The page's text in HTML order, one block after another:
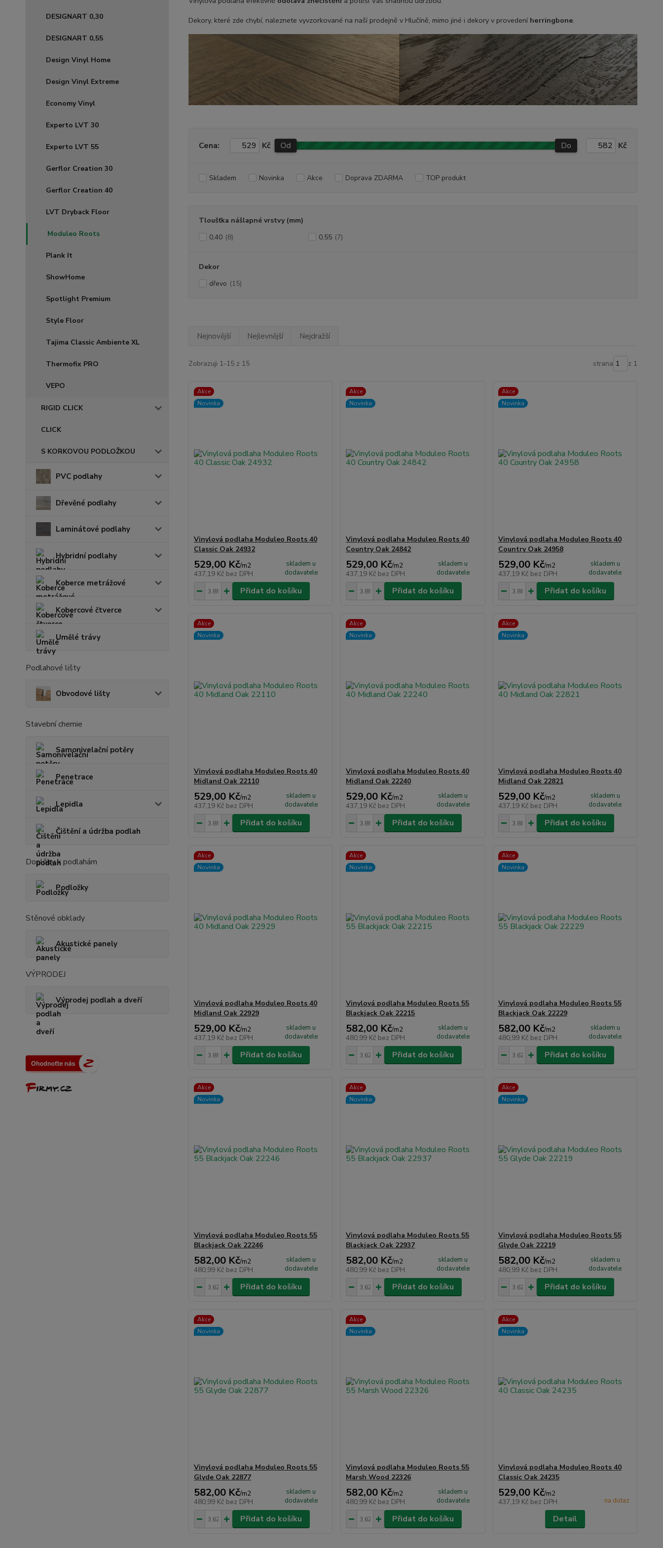
DESIGNART 0,30
DESIGNART 0,55
Design Vinyl Home
Design Vinyl Extreme
Economy Vinyl
Experto LVT 30
Experto LVT 55
Gerflor Creation 30
Gerflor Creation 40
LVT Dryback Floor
Moduleo Roots
Plank It
ShowHome
Spotlight Premium
Style Floor
Tajima Classic Ambiente XL
Thermofix PRO
VEPO
RIGID CLICK
CLICK
S KORKOVOU PODLOŽKOU
PVC podlahy
Dřevěné podlahy
Laminátové podlahy
Hybridní podlahy
Koberce metrážové
Kobercové čtverce
Umělé trávy
Podlahové lišty
Obvodové lišty
Stavební chemie
Samonivelační potěry
Penetrace
Lepidla
Čištění a údržba podlah
Doplňky k podlahám
Podložky
Stěnové obklady
Akustické panely
VÝPRODEJ
Výprodej podlah a dveří
Dekory, které zde chybí, naleznete vyvzorkované na naší prodejně v Hlučíně, mimo jiné i dekory v provedení herringbone.
Cena: Kč Od Do Kč
Skladem Novinka Akce Doprava ZDARMA TOP produkt
Tloušťka nášlapné vrstvy (mm)
0,40 (8) 0,55 (7)
Dekor
dřevo (15)
Nejnovější Nejlevnější Nejdražší
Zobrazuji 1-15 z 15 strana z 1
Akce
Novinka
Vinylová podlaha Moduleo Roots 40
Classic Oak 24932
529,00 Kč/m2
437,19 Kč bez DPH
skladem u
dodavatele
Přidat do košíku
Akce
Novinka
Vinylová podlaha Moduleo Roots 40
Country Oak 24842
529,00 Kč/m2
437,19 Kč bez DPH
skladem u
dodavatele
Přidat do košíku
Akce
Novinka
Vinylová podlaha Moduleo Roots 40
Country Oak 24958
529,00 Kč/m2
437,19 Kč bez DPH
skladem u
dodavatele
Přidat do košíku
Akce
Novinka
Vinylová podlaha Moduleo Roots 40
Midland Oak 22110
529,00 Kč/m2
437,19 Kč bez DPH
skladem u
dodavatele
Přidat do košíku
Akce
Novinka
Vinylová podlaha Moduleo Roots 40
Midland Oak 22240
529,00 Kč/m2
437,19 Kč bez DPH
skladem u
dodavatele
Přidat do košíku
Akce
Novinka
Vinylová podlaha Moduleo Roots 40
Midland Oak 22821
529,00 Kč/m2
437,19 Kč bez DPH
skladem u
dodavatele
Přidat do košíku
Akce
Novinka
Vinylová podlaha Moduleo Roots 40
Midland Oak 22929
529,00 Kč/m2
437,19 Kč bez DPH
skladem u
dodavatele
Přidat do košíku
Akce
Novinka
Vinylová podlaha Moduleo Roots 55
Blackjack Oak 22215
582,00 Kč/m2
480,99 Kč bez DPH
skladem u
dodavatele
Přidat do košíku
Akce
Novinka
Vinylová podlaha Moduleo Roots 55
Blackjack Oak 22229
582,00 Kč/m2
480,99 Kč bez DPH
skladem u
dodavatele
Přidat do košíku
Akce
Novinka
Vinylová podlaha Moduleo Roots 55
Blackjack Oak 22246
582,00 Kč/m2
480,99 Kč bez DPH
skladem u
dodavatele
Přidat do košíku
Akce
Novinka
Vinylová podlaha Moduleo Roots 55
Blackjack Oak 22937
582,00 Kč/m2
480,99 Kč bez DPH
skladem u
dodavatele
Přidat do košíku
Akce
Novinka
Vinylová podlaha Moduleo Roots 55
Glyde Oak 22219
582,00 Kč/m2
480,99 Kč bez DPH
skladem u
dodavatele
Přidat do košíku
Akce
Novinka
Vinylová podlaha Moduleo Roots 55
Glyde Oak 22877
582,00 Kč/m2
480,99 Kč bez DPH
skladem u
dodavatele
Přidat do košíku
Akce
Novinka
Vinylová podlaha Moduleo Roots 55
Marsh Wood 22326
582,00 Kč/m2
480,99 Kč bez DPH
skladem u
dodavatele
Přidat do košíku
Akce
Novinka
Vinylová podlaha Moduleo Roots 40
Classic Oak 24235
529,00 Kč/m2
437,19 Kč bez DPH na dotaz
Detail